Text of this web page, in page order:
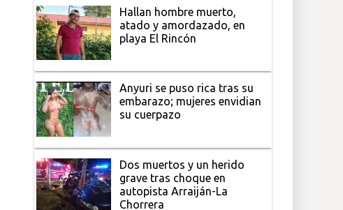
Hallan hombre muerto,
atado y amordazado, en
playa El Rincón
Anyuri se puso rica tras su
embarazo; mujeres envidian
su cuerpazo
Dos muertos y un herido
grave tras choque en
autopista Arraiján-La
Chorrera